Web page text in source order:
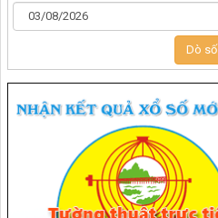
Dò số